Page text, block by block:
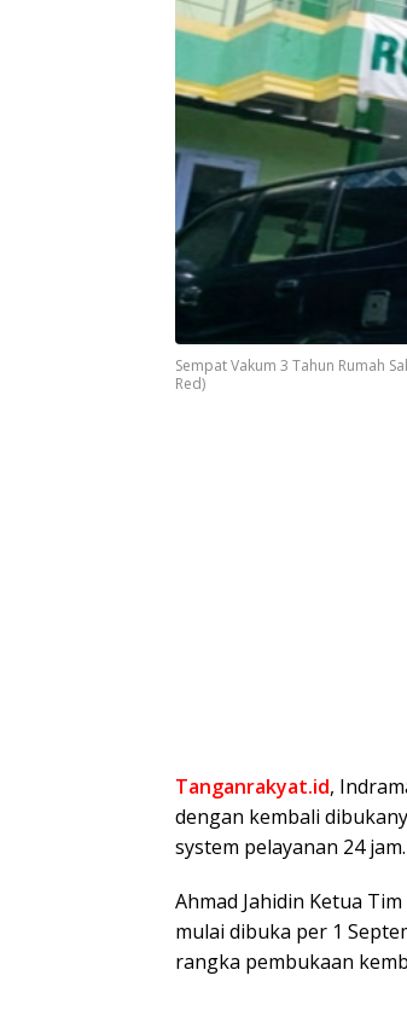
Sempat Vakum 3 Tahun Rumah
Red)
Tanganrakyat.id,
dengan kembali
system pelayanan 24 jam.
Ahmad Jahidin Ketua
mulai dibuka per 1
rangka pembukaan